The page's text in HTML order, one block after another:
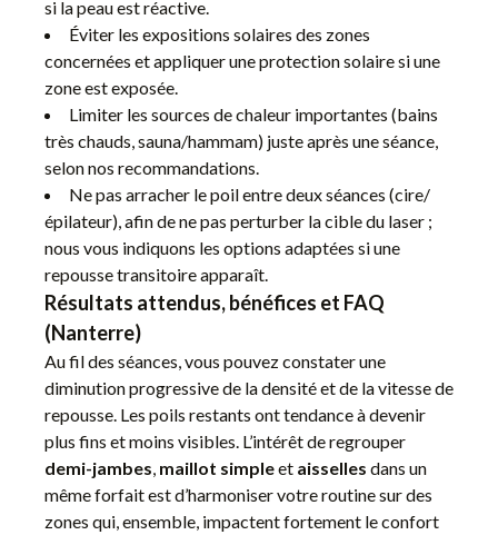
si la peau est réactive.
Éviter les expositions solaires des zones
concernées et appliquer une protection solaire si une
zone est exposée.
Limiter les sources de chaleur importantes (bains
très chauds, sauna/hammam) juste après une séance,
selon nos recommandations.
Ne pas arracher le poil entre deux séances (cire/
épilateur), afin de ne pas perturber la cible du laser ;
nous vous indiquons les options adaptées si une
repousse transitoire apparaît.
Résultats attendus, bénéfices et FAQ
(Nanterre)
Au fil des séances, vous pouvez constater une
diminution progressive de la densité et de la vitesse de
repousse. Les poils restants ont tendance à devenir
plus fins et moins visibles. L’intérêt de regrouper
demi-jambes, maillot simpleet aisselles dans un
même forfait est d’harmoniser votre routine sur des
zones qui, ensemble, impactent fortement le confort